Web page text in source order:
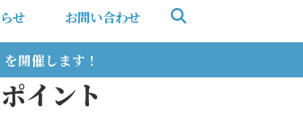
せ お問い合わせ
開催します！
イント